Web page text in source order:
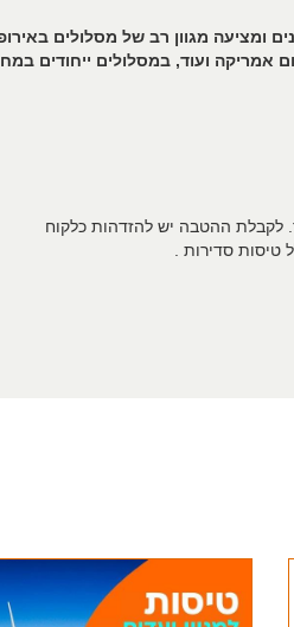
ומציעה מגוון רב של מסלולים
ועוד, במסלולים ייחודים
ההטבה יש להזדהות כלקוח
טיסות סדירות .